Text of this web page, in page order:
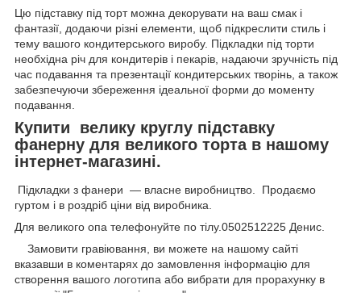
Цю підставку під торт можна декорувати на ваш смак і
фантазії, додаючи різні елементи, щоб підкреслити стиль і
тему вашого кондитерського виробу. Підкладки під торти
необхідна річ для кондитерів і пекарів, надаючи зручність під
час подавання та презентації кондитерських творінь, а також
забезпечуючи збереження ідеальної форми до моменту
подавання.
Купити велику круглу підставку
фанерну для великого торта в нашому
інтернет-магазині.
Підкладки з фанери — власне виробництво. Продаємо
гуртом і в роздріб ціни від виробника.
Для великого опа телефонуйте по тілу.0502512225 Денис.
Замовити гравіювання, ви можете на нашому сайті
вказавши в коментарях до замовлення інформацію для
створення вашого логотипа або вибрати для прорахунку в